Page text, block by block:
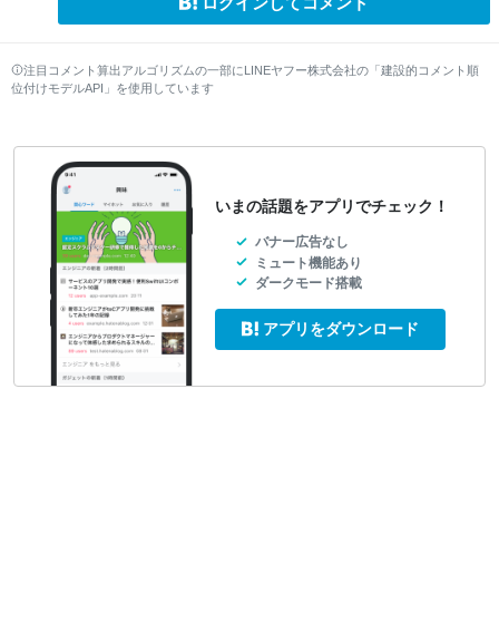
注目コメント算出アルゴリズムの一部にLINEヤフー株式会社の「建設的コメント順
位付けモデルAPI」を使用しています
いまの話題をアプリでチェック！
バナー広告なし
ミュート機能あり
ダークモード搭載
アプリをダウンロード